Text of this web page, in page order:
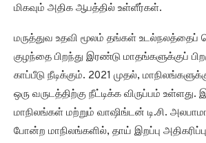
மிகவும் அதிக ஆபத்தில் உள்ளீர்கள்.
மருத்துவ உதவி மூலம் தங்கள் உடல்நலத்தைப்
குழந்தை பிறந்து இரண்டு மாதங்களுக்குப்
காப்பீடு நீடிக்கும். 2021 முதல்,
ஒரு வருடத்திற்கு நீட்டிக்க விருப்பம் உள்ளது.
மாநிலங்கள் மற்றும் வாஷிங்டன் டி.சி. அலபாமா
போன்ற மாநிலங்களில், தாய் இறப்பு